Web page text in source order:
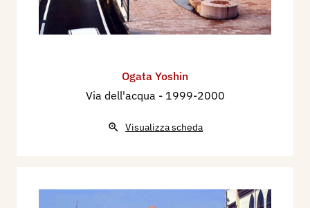
Ogata Yoshin
Via dell'acqua - 1999-2000
Visualizza scheda